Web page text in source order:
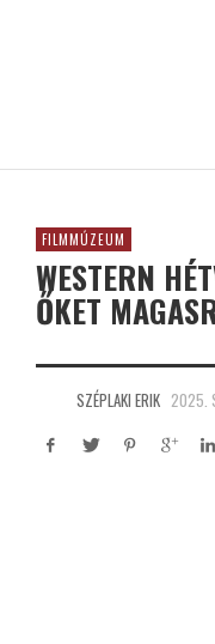
FILMMÚZEUM
WESTERN
ŐKET
SZÉPLAKI ERIK 2025.